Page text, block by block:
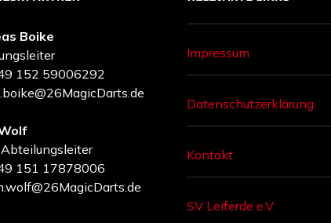
Boike
152 59006292
151 17878006
Impressum
Datenschutzerklärung
Kontakt
SV Leiferde e.V.